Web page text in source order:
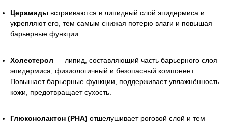
Церамиды встраиваются в липидный слой эпидермиса и
укрепляют его, тем самым снижая потерю влаги и повышая
барьерные функции.
Холестерол — липид, составляющий часть барьерного слоя
эпидермиса, физиологичный и безопасный компонент.
Повышает барьерные функции, поддерживает увлажнённость
кожи, предотвращает сухость.
Глюконолактон (PHA) отшелушивает роговой слой и тем